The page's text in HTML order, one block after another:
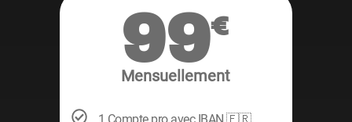
99€
Mensuellement